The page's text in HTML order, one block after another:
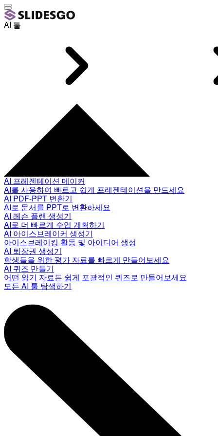
AI 툴
AI 프레젠테이션 메이커
AI를 사용하여 빠르고 쉽게 프레젠테이션을 만드세요
AI PDF-PPT 변환기
AI로 문서를 PPT로 변환하세요
AI 레슨 플랜 생성기
AI로 더 빠르게 수업 계획하기
AI 아이스브레이커 생성기
아이스브레이킹 활동 및 아이디어 생성
AI 퇴장권 생성기
학생들을 위한 평가 자료를 빠르게 만들어보세요
AI 퀴즈 만들기
어떤 읽기 자료든 쉽게 포괄적인 퀴즈로 만들어보세요
모든 AI 툴 탐색하기